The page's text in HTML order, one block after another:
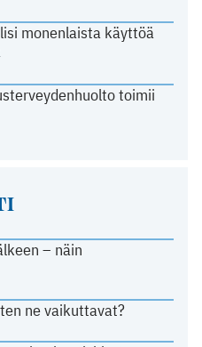
monenlaista käyttöä
toimii
– näin
ne vaikuttavat?